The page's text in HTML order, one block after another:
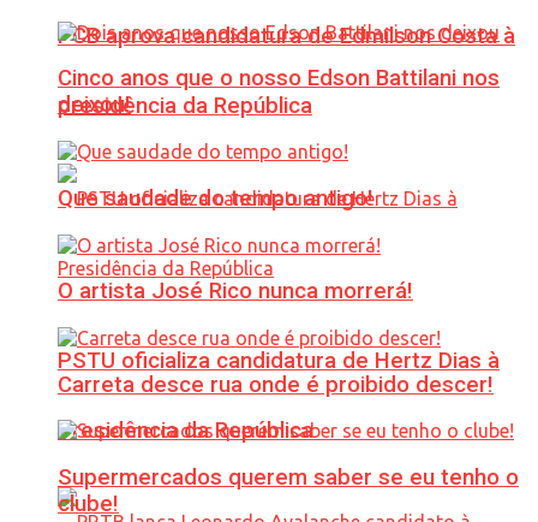
PCB aprova candidatura de Edmilson Costa à
presidência da República
PSTU oficializa candidatura de Hertz Dias à
Presidência da República
Cinco anos que o nosso Edson Battilani nos
deixou!
Que saudade do tempo antigo!
O artista José Rico nunca morrerá!
Carreta desce rua onde é proibido descer!
Supermercados querem saber se eu tenho o
clube!